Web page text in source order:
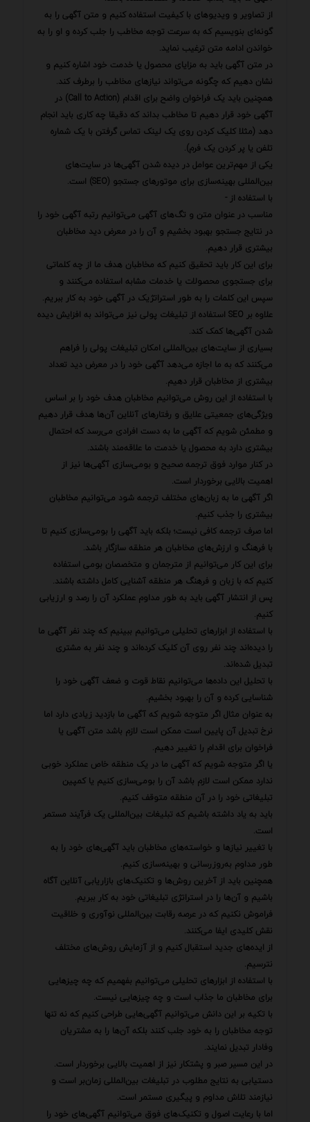
از تصاویر و ویدیوهای با کیفیت استفاده کنیم و متن آگهی را به
گونه‌ای بنویسیم که به سرعت توجه مخاطب را جلب کرده و او را به
خواندن ادامه متن ترغیب نماید.
در متن آگهی باید به مزایای محصول یا خدمت خود اشاره کنیم و
نشان دهیم که چگونه می‌تواند نیازهای مخاطب را برطرف کند.
همچنین باید یک فراخوان واضح برای اقدام (Call to Action) در
آگهی خود قرار دهیم تا مخاطب بداند که دقیقا چه کاری باید انجام
دهد (مثلا کلیک کردن روی یک لینک تماس گرفتن با یک شماره
تلفن یا پر کردن یک فرم).
یکی از مهم‌ترین عوامل در دیده شدن آگهی‌ها در سایت‌های
بین‌المللی بهینه‌سازی برای موتورهای جستجو (SEO) است.
با استفاده از -
مناسب در عنوان متن و تگ‌های آگهی می‌توانیم رتبه آگهی خود را
در نتایج جستجو بهبود بخشیم و آن را در معرض دید مخاطبان
بیشتری قرار دهیم.
برای این کار باید تحقیق کنیم که مخاطبان هدف ما از چه کلماتی
برای جستجوی محصولات یا خدمات مشابه استفاده می‌کنند و
سپس این کلمات را به طور استراتژیک در آگهی خود به کار ببریم.
علاوه بر SEO استفاده از تبلیغات پولی نیز می‌تواند به افزایش دیده
شدن آگهی‌ها کمک کند.
بسیاری از سایت‌های بین‌المللی امکان تبلیغات پولی را فراهم
می‌کنند که به ما اجازه می‌دهد آگهی خود را در معرض دید تعداد
بیشتری از مخاطبان قرار دهیم.
با استفاده از این روش می‌توانیم مخاطبان هدف خود را بر اساس
ویژگی‌های جمعیتی علایق و رفتارهای آنلاین آن‌ها هدف قرار دهیم
و مطمئن شویم که آگهی ما به دست افرادی می‌رسد که احتمال
بیشتری دارد به محصول یا خدمت ما علاقه‌مند باشند.
در کنار موارد فوق ترجمه صحیح و بومی‌سازی آگهی‌ها نیز از
اهمیت بالایی برخوردار است.
اگر آگهی ما به زبان‌های مختلف ترجمه شود می‌توانیم مخاطبان
بیشتری را جذب کنیم.
اما صرف ترجمه کافی نیست؛ بلکه باید آگهی را بومی‌سازی کنیم تا
با فرهنگ و ارزش‌های مخاطبان هر منطقه سازگار باشد.
برای این کار می‌توانیم از مترجمان و متخصصان بومی استفاده
کنیم که با زبان و فرهنگ هر منطقه آشنایی کامل داشته باشند.
پس از انتشار آگهی باید به طور مداوم عملکرد آن را رصد و ارزیابی
کنیم.
با استفاده از ابزارهای تحلیلی می‌توانیم ببینیم که چند نفر آگهی ما
را دیده‌اند چند نفر روی آن کلیک کرده‌اند و چند نفر به مشتری
تبدیل شده‌اند.
با تحلیل این داده‌ها می‌توانیم نقاط قوت و ضعف آگهی خود را
شناسایی کرده و آن را بهبود بخشیم.
به عنوان مثال اگر متوجه شویم که آگهی ما بازدید زیادی دارد اما
نرخ تبدیل آن پایین است ممکن است لازم باشد متن آگهی یا
فراخوان برای اقدام را تغییر دهیم.
یا اگر متوجه شویم که آگهی ما در یک منطقه خاص عملکرد خوبی
ندارد ممکن است لازم باشد آن را بومی‌سازی کنیم یا کمپین
تبلیغاتی خود را در آن منطقه متوقف کنیم.
باید به یاد داشته باشیم که تبلیغات بین‌المللی یک فرآیند مستمر
است.
با تغییر نیازها و خواسته‌های مخاطبان باید آگهی‌های خود را به
طور مداوم به‌روزرسانی و بهینه‌سازی کنیم.
همچنین باید از آخرین روش‌ها و تکنیک‌های بازاریابی آنلاین آگاه
باشیم و آن‌ها را در استراتژی تبلیغاتی خود به کار ببریم.
فراموش نکنیم که در عرصه رقابت بین‌المللی نوآوری و خلاقیت
نقش کلیدی ایفا می‌کنند.
از ایده‌های جدید استقبال کنیم و از آزمایش روش‌های مختلف
نترسیم.
با استفاده از ابزارهای تحلیلی می‌توانیم بفهمیم که چه چیزهایی
برای مخاطبان ما جذاب است و چه چیزهایی نیست.
با تکیه بر این دانش می‌توانیم آگهی‌هایی طراحی کنیم که نه تنها
توجه مخاطبان را به خود جلب کنند بلکه آن‌ها را به مشتریان
وفادار تبدیل نمایند.
در این مسیر صبر و پشتکار نیز از اهمیت بالایی برخوردار است.
دستیابی به نتایج مطلوب در تبلیغات بین‌المللی زمان‌بر است و
نیازمند تلاش مداوم و پیگیری مستمر است.
اما با رعایت اصول و تکنیک‌های فوق می‌توانیم آگهی‌های خود را